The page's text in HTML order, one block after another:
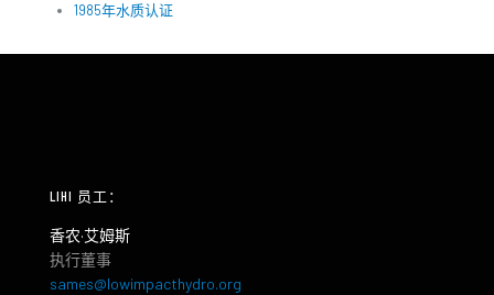
1985年水质认证
LIHI 员工：
香农·艾姆斯
执行董事
sames@lowimpacthydro.org